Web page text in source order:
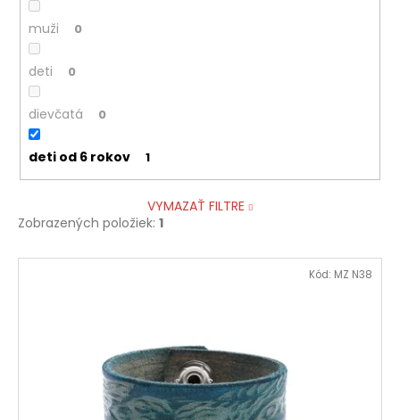
muži 0
deti 0
dievčatá 0
deti od 6 rokov 1
VYMAZAŤ FILTRE
Zobrazených položiek: 1
V Kód: MZ N38